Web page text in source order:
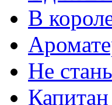
В
Не